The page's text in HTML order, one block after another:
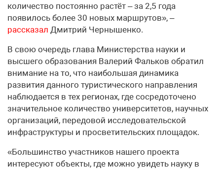
количество постоянно растёт – за 2,5 года
появилось более 30 новых маршрутов», –
рассказал Дмитрий Чернышенко.
В свою очередь глава Министерства науки и
высшего образования Валерий Фальков обратил
внимание на то, что наибольшая динамика
развития данного туристического направления
наблюдается в тех регионах, где сосредоточено
значительное количество университетов, научных
организаций, передовой исследовательской
инфраструктуры и просветительских площадок.
«Большинство участников нашего проекта
интересуют объекты, где можно увидеть науку в